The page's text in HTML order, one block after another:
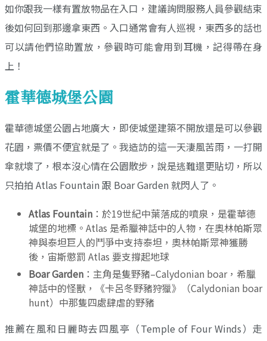
如你跟我一樣有置放物品在入口，建議詢問服務人員參觀結束
後如何回到那邊拿東西。入口通常會有人巡視，東西多的話也
可以請他們協助置放，參觀時可能會用到耳機，記得帶在身
上！
霍華德城堡公園
霍華德城堡公園占地廣大，即使城堡建築不開放還是可以參觀
花園，票價不便宜就是了。我造訪的這一天淒風苦雨，一打開
傘就壞了，根本沒心情在公園散步，說是逃難還更貼切，所以
只拍拍 Atlas Fountain 跟 Boar Garden 就閃人了。
Atlas Fountain ：於19世紀中葉落成的噴泉，是霍華德
城堡的地標。Atlas 是希臘神話中的人物，在奧林帕斯眾
神與泰坦巨人的鬥爭中支持泰坦，奧林帕斯眾神獲勝
後，宙斯懲罰 Atlas 要支撐起地球
Boar Garden ：主角是隻野豬–Calydonian boar，希臘
神話中的怪獸，《卡呂冬野豬狩獵》（Calydonian boar
hunt）中那隻四處肆虐的野豬
推薦在風和日麗時去四風亭（Temple of Four Winds）走